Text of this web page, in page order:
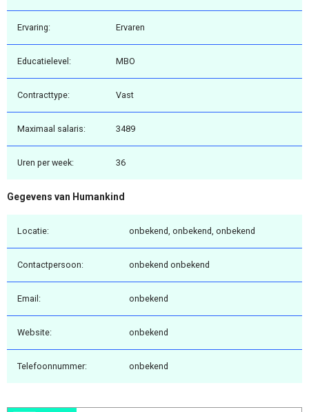
Ervaring: Ervaren
Educatielevel: MBO
Contracttype: Vast
Maximaal salaris: 3489
Uren per week: 36
Gegevens van Humankind
Locatie: onbekend, onbekend, onbekend
Contactpersoon: onbekend onbekend
Email: onbekend
Website: onbekend
Telefoonnummer: onbekend